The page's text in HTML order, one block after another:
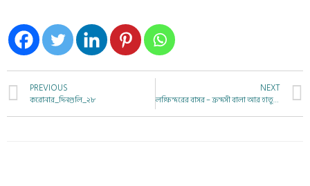
PREVIOUS
করোনার_দিনগুলি_২৮
NEXT
লক্ষিন্দরের বাসর – ক্রন্দসী বালা আর হাতুড়ে